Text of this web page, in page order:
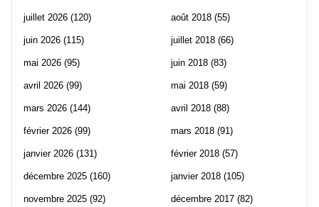
juillet 2026 (120)
juin 2026 (115)
mai 2026 (95)
avril 2026 (99)
mars 2026 (144)
février 2026 (99)
janvier 2026 (131)
décembre 2025 (160)
novembre 2025 (92)
août 2018 (55)
juillet 2018 (66)
juin 2018 (83)
mai 2018 (59)
avril 2018 (88)
mars 2018 (91)
février 2018 (57)
janvier 2018 (105)
décembre 2017 (82)